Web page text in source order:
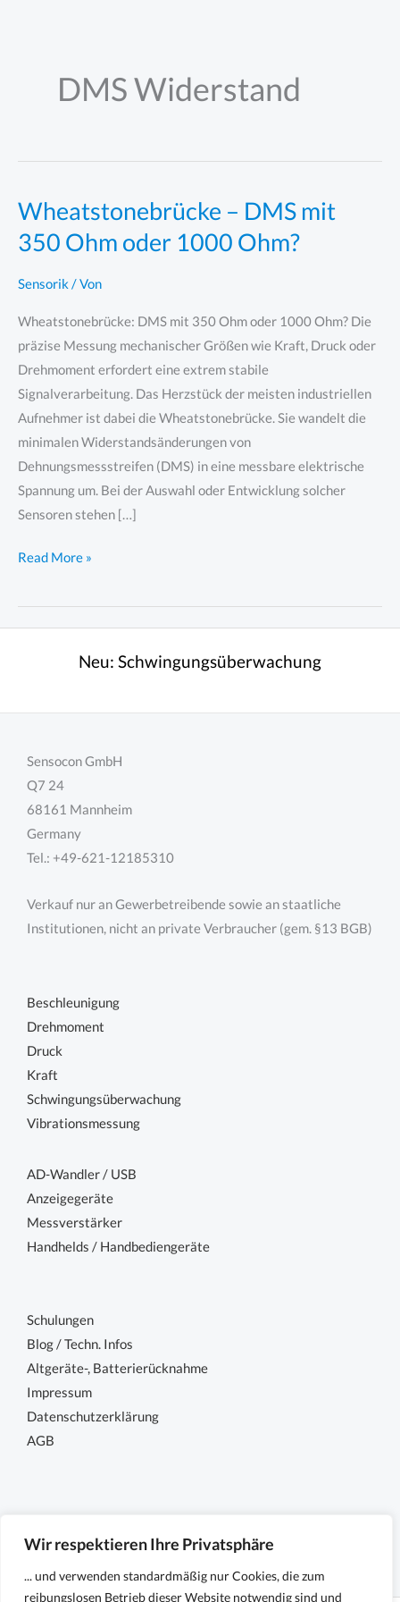
Wir respektieren Ihre Privatsphäre
... und verwenden standardmäßig nur Cookies, die zum
reibungslosen Betrieb dieser Website notwendig sind und
DMS Widerstand
Wheatstonebrücke – DMS mit
350 Ohm oder 1000 Ohm?
Sensorik/ Von
Wheatstonebrücke: DMS mit 350 Ohm oder 1000 Ohm? Die
präzise Messung mechanischer Größen wie Kraft, Druck oder
Drehmoment erfordert eine extrem stabile
Signalverarbeitung. Das Herzstück der meisten industriellen
Aufnehmer ist dabei die Wheatstonebrücke. Sie wandelt die
minimalen Widerstandsänderungen von
Dehnungsmessstreifen (DMS) in eine messbare elektrische
Spannung um. Bei der Auswahl oder Entwicklung solcher
Sensoren stehen […]
Wheatstonebrücke
DMS
mit
Read More »
Neu: Schwingungsüberwachung
Sensocon GmbH
Q7 24
68161 Mannheim
Germany
Tel.: +49-621-12185310
Verkauf nur an Gewerbetreibende sowie an staatliche
Institutionen, nicht an private Verbraucher (gem. §13 BGB)
Beschleunigung
Drehmoment
Druck
Kraft
Schwingungsüberwachung
Vibrationsmessung
AD-Wandler / USB
Anzeigegeräte
Messverstärker
Handhelds / Handbediengeräte
Schulungen
Blog / Techn. Infos
Altgeräte-, Batterierücknahme
Impressum
Datenschutzerklärung
AGB